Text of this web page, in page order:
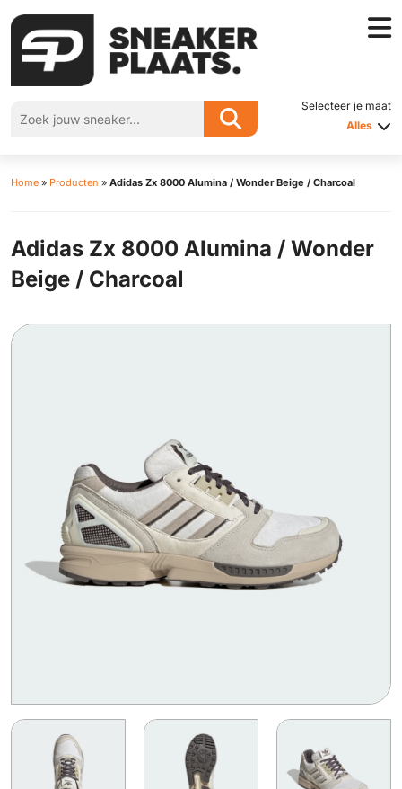
Selecteer je maat
Alles
Home » Producten » Adidas Zx 8000 Alumina / Wonder Beige / Charcoal
Adidas Zx 8000 Alumina / Wonder
Beige / Charcoal